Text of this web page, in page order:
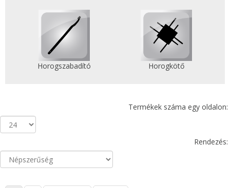
Horogszabadító Horogkötő
Termékek száma egy oldalon:
Rendezés: